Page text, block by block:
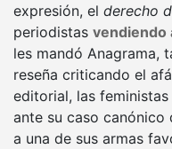
expresión, el derecho
periodistas vendiendo
les mandó Anagrama,
reseña criticando el
editorial, las
ante su caso
a una de sus armas